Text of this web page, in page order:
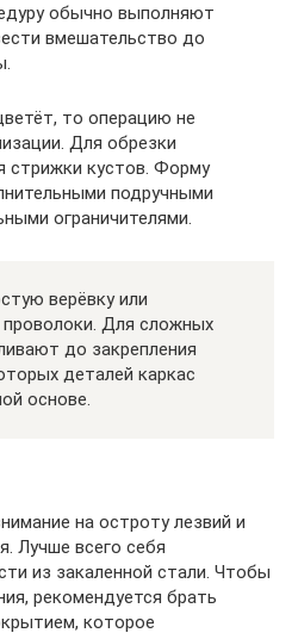
обычно выполняют
вмешательство до
то операцию не
Для обрезки
стрижки кустов. Форму
подручными
ограничителями.
верёвку или
проволоки. Для сложных
до закрепления
деталей каркас
основе.
на остроту лезвий и
Лучше всего себя
из закаленной стали. Чтобы
рекомендуется брать
которое